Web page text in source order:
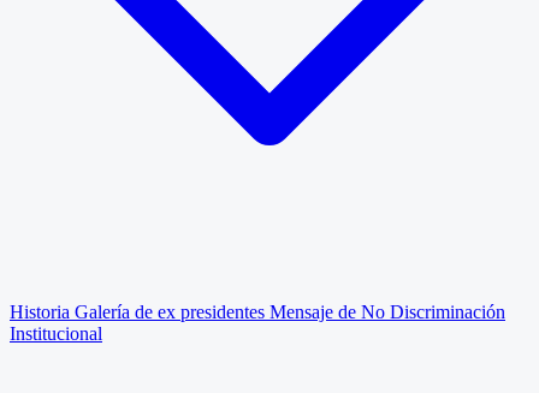
Historia Galería de ex presidentes Mensaje de No Discriminación
Institucional